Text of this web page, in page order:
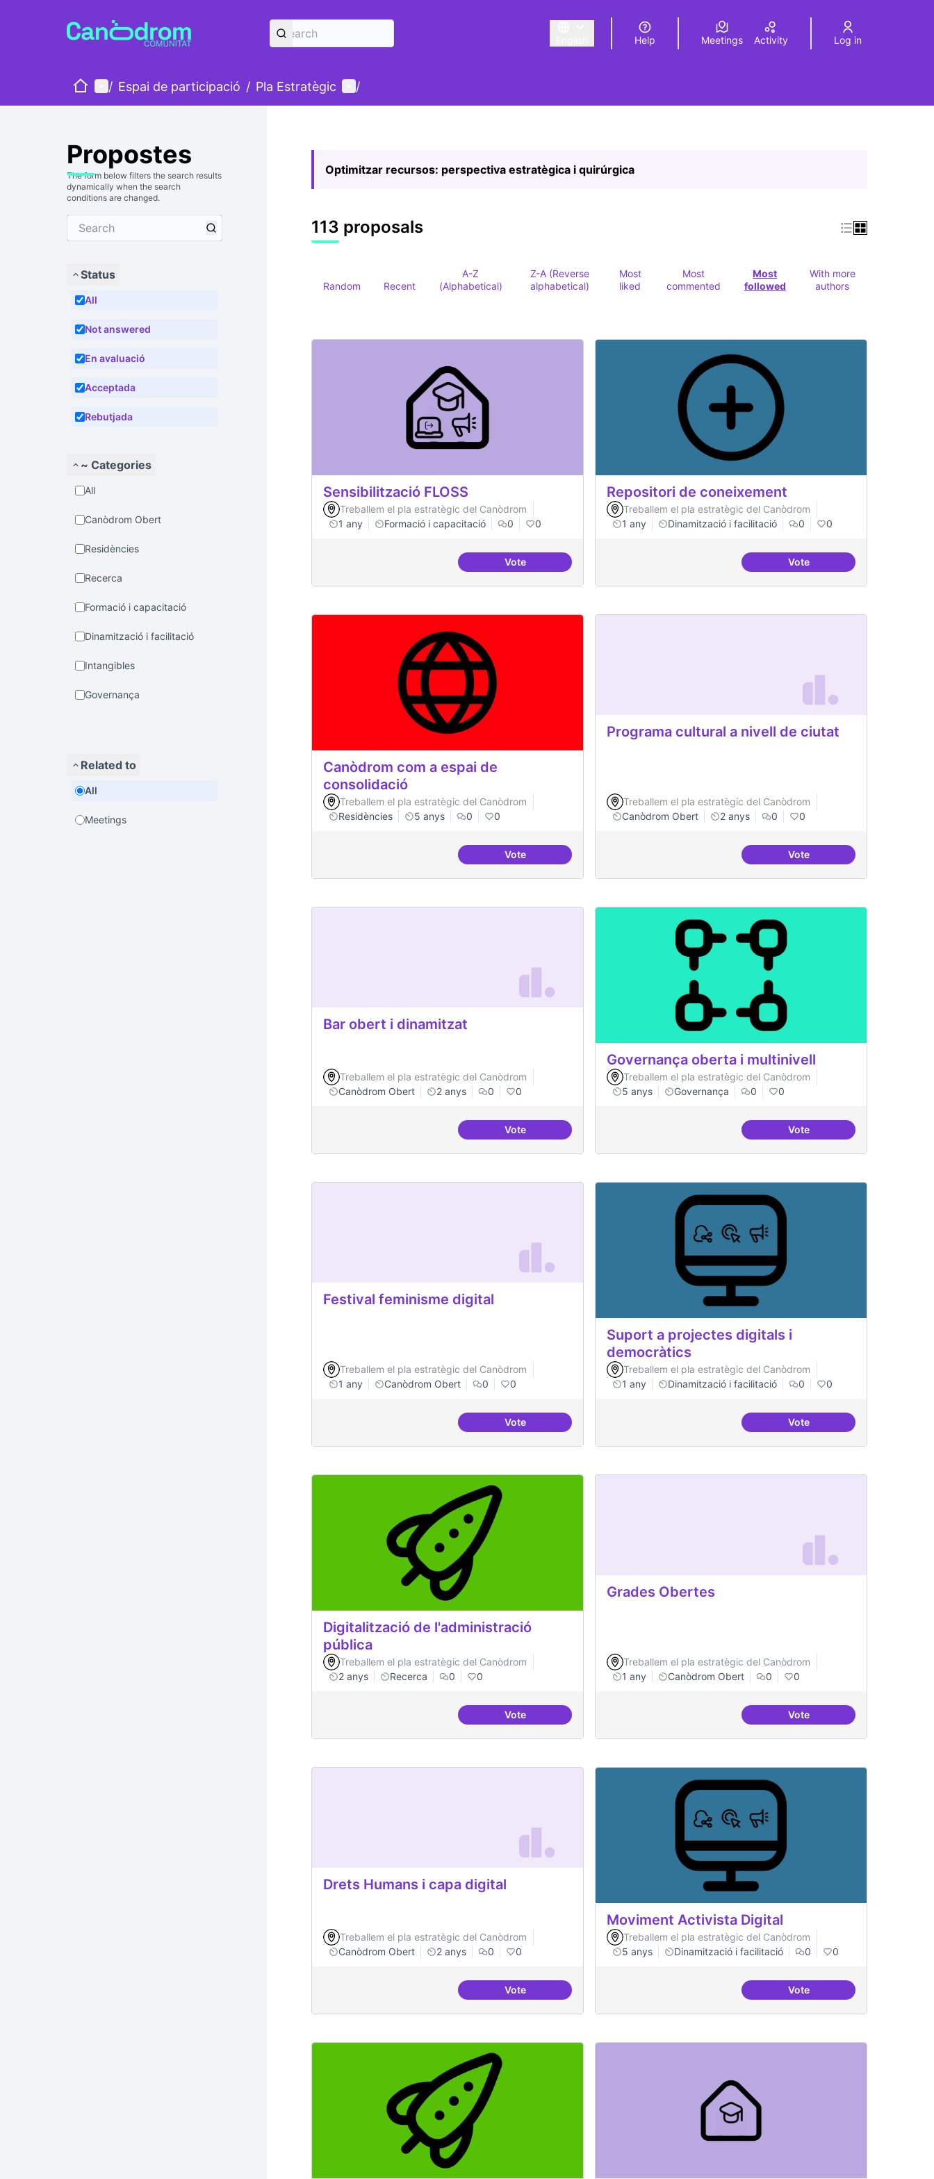
Triar la llengua Elegir el idiomaChoose language
Help Meetings Activity Log in
HomeMain menu
/ Espai de participació / Pla Estratègic User menu
/
Propostes
The form below filters the search results
dynamically when the search
conditions are changed.
Status
All
Not answered
En avaluació
Acceptada
Rebutjada
~ Categories
All
Canòdrom Obert
Residències
Recerca
Formació i capacitació
Dinamització i facilitació
Intangibles
Governança
Related to
All
Meetings
Optimitzar recursos: perspectiva estratègica i quirúrgica
113 proposals
Random Recent
A-Z
(Alphabetical)
Z-A (Reverse
alphabetical)
Most
liked
Most
commented
Most
followed
With more
authors
Sensibilització FLOSS
Treballem el pla estratègic del Canòdrom
1 any
Formació i capacitació 0 0
VoteSensibilització FLOSS
Repositori de coneixement
Treballem el pla estratègic del Canòdrom
1 any
Dinamització i facilitació 0 0
VoteRepositori de coneixement
Canòdrom com a espai de
consolidació
Treballem el pla estratègic del Canòdrom
Residències
5 anys 0 0
VoteCanòdrom com a espai de consolidació
Programa cultural a nivell de ciutat
Treballem el pla estratègic del Canòdrom
Canòdrom Obert
2 anys 0 0
VotePrograma cultural a nivell
Bar obert i dinamitzat
Treballem el pla estratègic del Canòdrom
Canòdrom Obert
2 anys 0 0
VoteBar obert i dinamitzat
Governança oberta i multinivell
Treballem el pla estratègic del Canòdrom
5 anys
Governança 0 0
VoteGovernança oberta i
Festival feminisme digital
Treballem el pla estratègic del Canòdrom
1 any
Canòdrom Obert 0 0
VoteFestival feminisme digital
Suport a projectes digitals i
democràtics
Treballem el pla estratègic del Canòdrom
1 any
Dinamització i facilitació 0 0
VoteSuport a projectes digitals i
Digitalització de l'administració
pública
Treballem el pla estratègic del Canòdrom
2 anys
Recerca 0 0
VoteDigitalització de l'administració pública
Grades Obertes
Treballem el pla estratègic del Canòdrom
1 any
Canòdrom Obert 0 0
VoteGrades Obertes
Drets Humans i capa digital
Treballem el pla estratègic del Canòdrom
Canòdrom Obert
2 anys 0 0
VoteDrets Humans i capa digital
Moviment Activista Digital
Treballem el pla estratègic del Canòdrom
5 anys
Dinamització i facilitació 0 0
VoteMoviment Activista Digital